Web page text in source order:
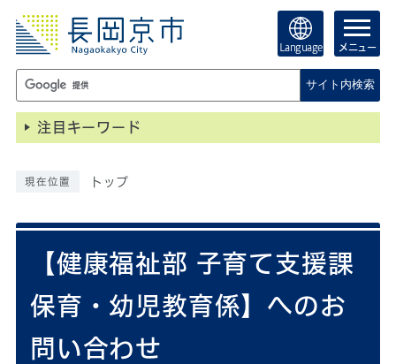
Language メニュー
サイト内検索
注目キーワード
現在位置 トップ
【健康福祉部 子育て支援課
保育・幼児教育係】へのお
問い合わせ